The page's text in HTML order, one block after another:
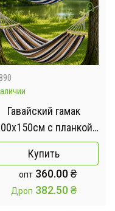
Гавайский гамак
с планкой
80см / Гамак
двухместный
подвесной с
деревянной планкой
Купить
опт 360.00₴
Дроп 382.50₴